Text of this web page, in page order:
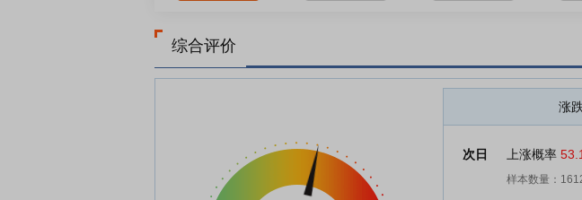
综合评价
涨
次日 上涨概率
样本数量：